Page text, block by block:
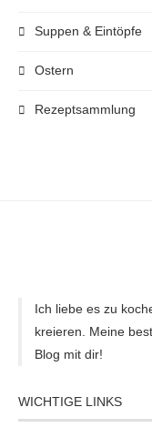
Suppen & Eintöpfe
Ostern
Rezeptsammlung
Ich liebe es zu
kreieren. Meine
Blog mit dir!
WICHTIGE LINKS